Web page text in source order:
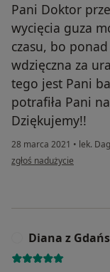
Pani Doktor
wycięcia guza
czasu, bo
wdzięczna za
tego jest Pani
potrafiła Pani
Dziękujemy!!
28 marca 2021 • lek.
w opinii użytkownika
zgłoś nadużycie
Diana z